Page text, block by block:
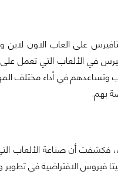
على العاب الاون لاين
في الألعاب التي تعمل
في أداء مختلف
بهم.
فكشفت أن صناعة